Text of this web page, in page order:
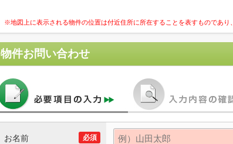
※地図上に表示される物件の位置は付近住所に所在することを表すものであり
物件お問い合わせ
必須
お名前